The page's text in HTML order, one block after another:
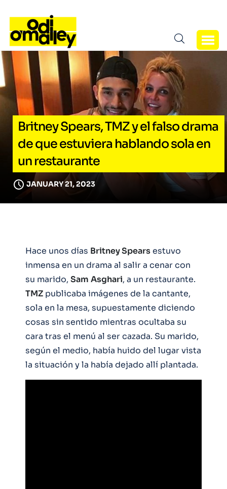
Britney Spears, TMZ y el falso drama
de que estuviera hablando sola en
un restaurante
JANUARY 21, 2023
Hace unos días Britney Spearsestuvo
inmensa en un drama al salir a cenar con
su marido, Sam Asghari, a un restaurante.
TMZ publicaba imágenes de la cantante,
sola en la mesa, supuestamente diciendo
cosas sin sentido mientras ocultaba su
cara tras el menú al ser cazada. Su marido,
según el medio, había huido del lugar vista
la situación y la había dejado allí plantada.